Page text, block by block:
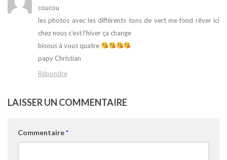
coucou
les photos avec les différents tons de vert me fond rêver ici
chez nous c’est l’hiver ça change
bisous à vous quatre
papy Christian
Répondre
LAISSER UN COMMENTAIRE
Commentaire*